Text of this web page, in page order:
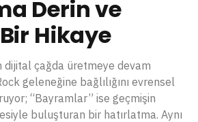
Derin ve
Hikaye
dijital çağda üretmeye devam
geleneğine bağlılığını evrensel
“Bayramlar” ise geçmişin
buluşturan bir hatırlatma. Aynı